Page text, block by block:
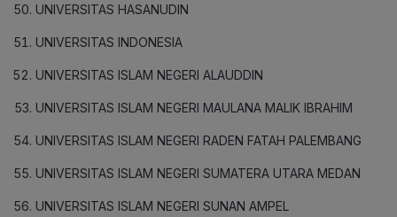
UNIVERSITAS HASANUDIN
UNIVERSITAS INDONESIA
UNIVERSITAS ISLAM NEGERI ALAUDDIN
UNIVERSITAS ISLAM NEGERI MAULANA MALIK IBRAHIM
UNIVERSITAS ISLAM NEGERI RADEN FATAH PALEMBANG
UNIVERSITAS ISLAM NEGERI SUMATERA UTARA MEDAN
UNIVERSITAS ISLAM NEGERI SUNAN AMPEL